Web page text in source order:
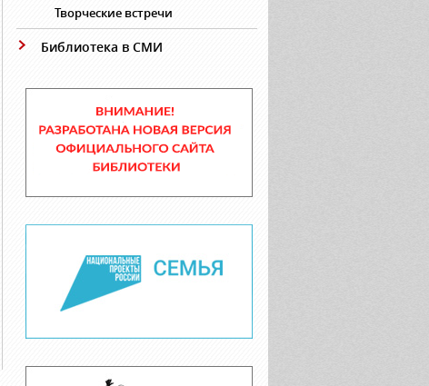
Творческие встречи
Библиотека в СМИ